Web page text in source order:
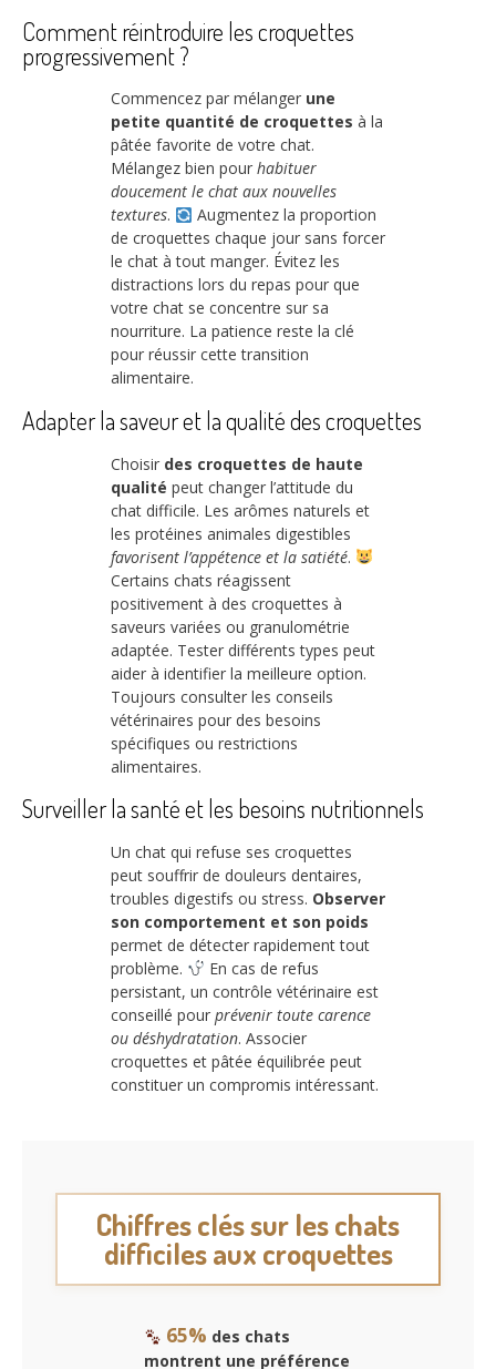
Comment réintroduire les croquettes
progressivement ?
Commencez par mélanger une
petite quantité de croquettes à la
pâtée favorite de votre chat.
Mélangez bien pour habituer
doucement le chat aux nouvelles
textures.
Augmentez la proportion
de croquettes chaque jour sans forcer
le chat à tout manger. Évitez les
distractions lors du repas pour que
votre chat se concentre sur sa
nourriture. La patience reste la clé
pour réussir cette transition
alimentaire.
Adapter la saveur et la qualité des croquettes
Choisir des croquettes de haute
qualité peut changer l’attitude du
chat difficile. Les arômes naturels et
les protéines animales digestibles
favorisent l’appétence et la satiété.
Certains chats réagissent
positivement à des croquettes à
saveurs variées ou granulométrie
adaptée. Tester différents types peut
aider à identifier la meilleure option.
Toujours consulter les conseils
vétérinaires pour des besoins
spécifiques ou restrictions
alimentaires.
Surveiller la santé et les besoins nutritionnels
Un chat qui refuse ses croquettes
peut souffrir de douleurs dentaires,
troubles digestifs ou stress. Observer
son comportement et son poids
permet de détecter rapidement tout
problème.
En cas de refus
persistant, un contrôle vétérinaire est
conseillé pour prévenir toute carence
ou déshydratation. Associer
croquettes et pâtée équilibrée peut
constituer un compromis intéressant.
Chiffres clés sur les chats
difficiles aux croquettes
65% des chats
montrent une préférence